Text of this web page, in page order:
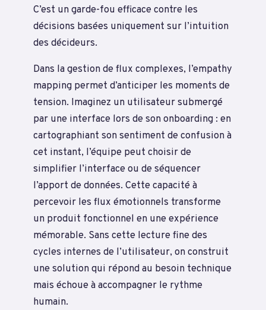
C’est un garde-fou efficace contre les
décisions basées uniquement sur l’intuition
des décideurs.
Dans la gestion de flux complexes, l’empathy
mapping permet d’anticiper les moments de
tension. Imaginez un utilisateur submergé
par une interface lors de son onboarding : en
cartographiant son sentiment de confusion à
cet instant, l’équipe peut choisir de
simplifier l’interface ou de séquencer
l’apport de données. Cette capacité à
percevoir les flux émotionnels transforme
un produit fonctionnel en une expérience
mémorable. Sans cette lecture fine des
cycles internes de l’utilisateur, on construit
une solution qui répond au besoin technique
mais échoue à accompagner le rythme
humain.